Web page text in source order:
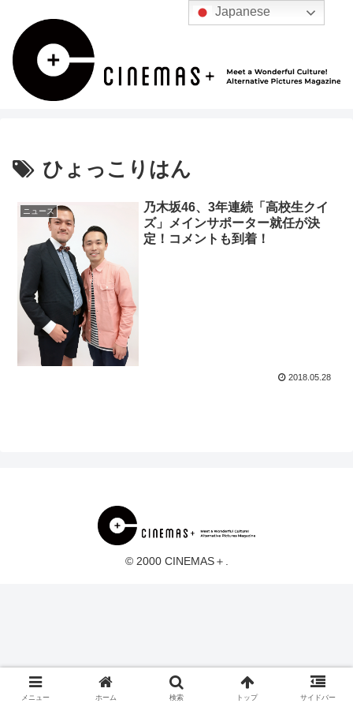
ひょっこりはん
ニュース
乃木坂46、3年連続「高校生クイ
ズ」メインサポーター就任が決
定！コメントも到着！
2018.05.28
© 2000 CINEMAS＋.
メニュー ホーム 検索 トップ サイドバー
Japanese